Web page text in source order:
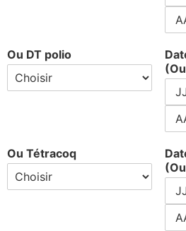
Ou DT polio
Ou Tétracoq